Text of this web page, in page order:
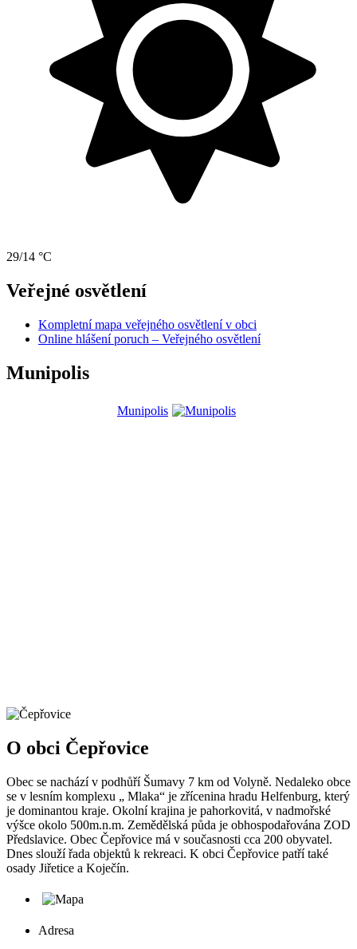
29/14 °C
Veřejné osvětlení
Kompletní mapa veřejného osvětlení v obci
Online hlášení poruch – Veřejného osvětlení
Munipolis
Munipolis
O obci Čepřovice
Obec se nachází v podhůří Šumavy 7 km od Volyně. Nedaleko obce
se v lesním komplexu „ Mlaka“ je zřícenina hradu Helfenburg, který
je dominantou kraje. Okolní krajina je pahorkovitá, v nadmořské
výšce okolo 500m.n.m. Zemědělská půda je obhospodařována ZOD
Předslavice. Obec Čepřovice má v současnosti cca 200 obyvatel.
Dnes slouží řada objektů k rekreaci. K obci Čepřovice patří také
osady Jiřetice a Koječín.
Adresa